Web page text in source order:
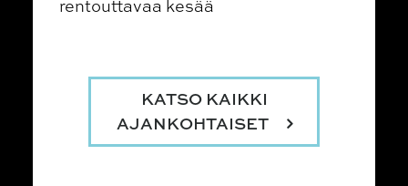
rentouttavaa kesää
KATSO KAIKKI
AJANKOHTAISET